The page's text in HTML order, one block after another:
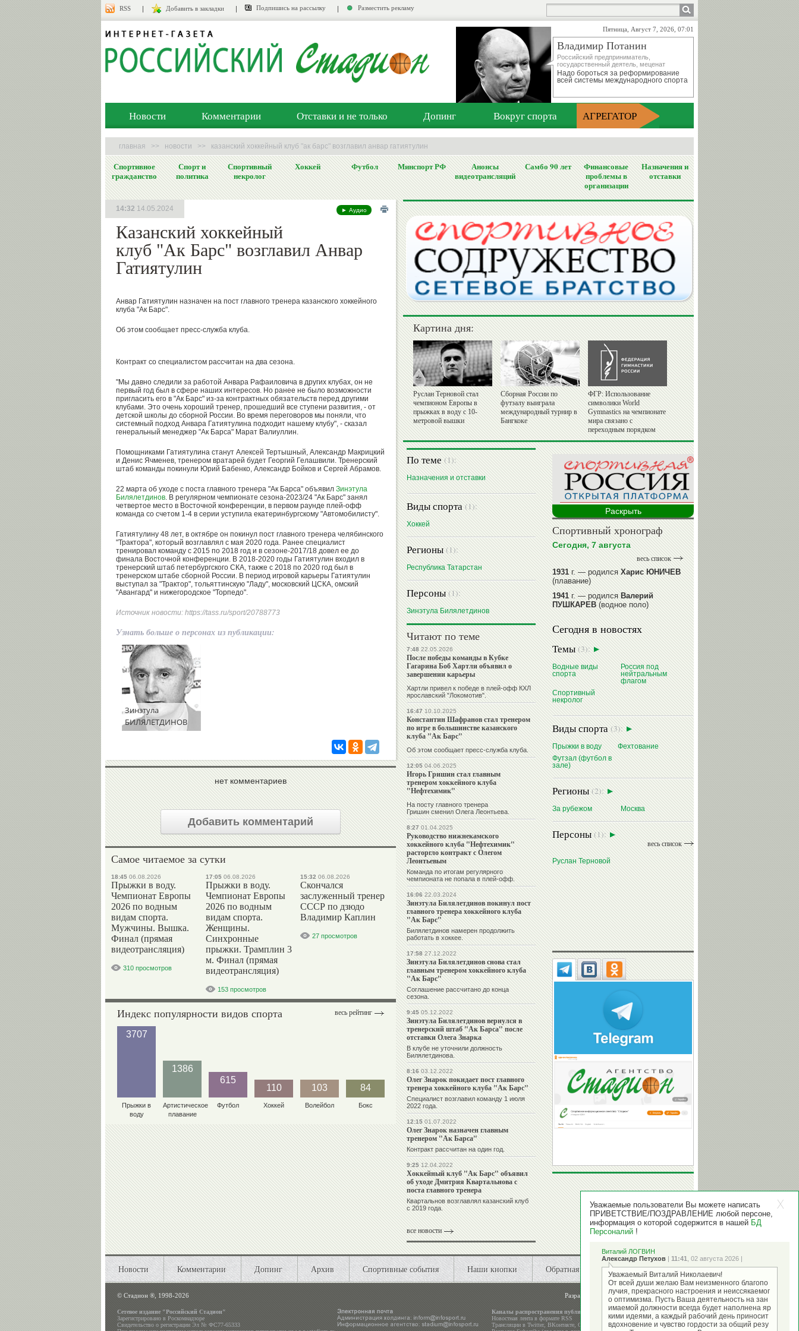
RSS Добавить в закладки Подпишись на рассылку Разместить рекламу
Пятница, Август 7, 2026, 07:01
Владимир Потанин
Российский предприниматель,
государственный деятель, меценат
Надо бороться за реформирование
всей системы международного спорта
Новости Комментарии Отставки и не только Допинг Вокруг спорта АГРЕГАТОР
главная >> новости >> казанский хоккейный клуб "ак барс" возглавил анвар гатиятулин
Спортивное
гражданство
Спорт и
политика
Спортивный
некролог
Хоккей Футбол Минспорт РФ
Анонсы
видеотрансляций
Самбо 90 лет
Финансовые
проблемы в
организации
Назначения и
отставки
► Аудио
Казанский хоккейный
клуб "Ак Барс" возглавил Анвар
Гатиятулин
14:32 14.05.2024
Анвар Гатиятулин назначен на пост главного тренера казанского хоккейного
клуба "Ак Барс".
Об этом сообщает пресс-служба клуба.
Контракт со специалистом рассчитан на два сезона.
"Мы давно следили за работой Анвара Рафаиловича в других клубах, он не
первый год был в сфере наших интересов. Но ранее не было возможности
пригласить его в "Ак Барс" из-за контрактных обязательств перед другими
клубами. Это очень хороший тренер, прошедший все ступени развития, - от
детской школы до сборной России. Во время переговоров мы поняли, что
системный подход Анвара Гатиятулина подходит нашему клубу", - сказал
генеральный менеджер "Ак Барса" Марат Валиуллин.
Помощниками Гатиятулина станут Алексей Тертышный, Александр Макрицкий
и Денис Ячменев, тренером вратарей будет Георгий Гелашвили. Тренерский
штаб команды покинули Юрий Бабенко, Александр Бойков и Сергей Абрамов.
22 марта об уходе с поста главного тренера "Ак Барса" объявил Зинэтула
Билялетдинов. В регулярном чемпионате сезона-2023/24 "Ак Барс" занял
четвертое место в Восточной конференции, в первом раунде плей-офф
команда со счетом 1-4 в серии уступила екатеринбургскому "Автомобилисту".
Гатиятулину 48 лет, в октябре он покинул пост главного тренера челябинского
"Трактора", который возглавлял с мая 2020 года. Ранее специалист
тренировал команду с 2015 по 2018 год и в сезоне-2017/18 довел ее до
финала Восточной конференции. В 2018-2020 годы Гатиятулин входил в
тренерский штаб петербургского СКА, также с 2018 по 2020 год был в
тренерском штабе сборной России. В период игровой карьеры Гатиятулин
выступал за "Трактор", тольяттинскую "Ладу", московский ЦСКА, омский
"Авангард" и нижегородское "Торпедо".
Источник новости: https://tass.ru/sport/20788773
Узнать больше о персонах из публикации:
Зинэтула
БИЛЯЛЕТДИНОВ
нет комментариев
Добавить комментарий
Самое читаемое за сутки
18:45 06.08.2026
Прыжки в воду.
Чемпионат Европы
2026 по водным
видам спорта.
Мужчины. Вышка.
Финал (прямая
видеотрансляция)
310 просмотров
17:05 06.08.2026
Прыжки в воду.
Чемпионат Европы
2026 по водным
видам спорта.
Женщины.
Синхронные
прыжки. Трамплин 3
м. Финал (прямая
видеотрансляция)
153 просмотров
15:32 06.08.2026
Скончался
заслуженный тренер
СССР по дзюдо
Владимир Каплин
27 просмотров
весь рейтинг
Индекс популярности видов спорта
3707
Прыжки в
воду
1386
Артистическое
плавание
615
Футбол
110
Хоккей
103
Волейбол
84
Бокс
Картина дня:
Руслан Терновой стал
чемпионом Европы в
прыжках в воду с 10-
метровой вышки
Сборная России по
футзалу выиграла
международный турнир в
Бангкоке
ФГР: Использование
символики World
Gymnastics на чемпионате
мира связано с
переходным порядком
По теме(1):
Назначения и отставки
Виды спорта(1):
Хоккей
Регионы(1):
Республика Татарстан
Персоны(1):
Зинэтула Билялетдинов
Читают по теме
7:4822.05.2026
После победы команды в Кубке
Гагарина Боб Хартли объявил о
завершении карьеры
Хартли привел к победе в плей-офф КХЛ
ярославский "Локомотив".
16:4710.10.2025
Константин Шафранов стал тренером
по игре в большинстве казанского
клуба "Ак Барс"
Об этом сообщает пресс-служба клуба.
12:0504.06.2025
Игорь Гришин стал главным
тренером хоккейного клуба
"Нефтехимик"
На посту главного тренера
Гришин сменил Олега Леонтьева.
8:2701.04.2025
Руководство нижнекамского
хоккейного клуба "Нефтехимик"
расторгло контракт с Олегом
Леонтьевым
Команда по итогам регулярного
чемпионата не попала в плей-офф.
16:0622.03.2024
Зинэтула Билялетдинов покинул пост
главного тренера хоккейного клуба
"Ак Барс"
Билялетдинов намерен продолжить
работать в хоккее.
17:5827.12.2022
Зинэтула Билялетдинов снова стал
главным тренером хоккейного клуба
"Ак Барс"
Соглашение рассчитано до конца
сезона.
9:4505.12.2022
Зинэтула Билялетдинов вернулся в
тренерский штаб "Ак Барса" после
отставки Олега Знарка
В клубе не уточнили должность
Билялетдинова.
8:1603.12.2022
Олег Знарок покидает пост главного
тренера хоккейного клуба "Ак Барс"
Специалист возглавил команду 1 июля
2022 года.
12:1501.07.2022
Олег Знарок назначен главным
тренером "Ак Барса"
Контракт рассчитан на один год.
9:2512.04.2022
Хоккейный клуб "Ак Барс" объявил
об уходе Дмитрия Квартальнова с
поста главного тренера
Квартальнов возглавлял казанский клуб
с 2019 года.
все новости
Раскрыть
Спортивный хронограф
Сегодня, 7 августа
весь список
1931г. — родилсяХарис ЮНИЧЕВ
(плавание)
1941г. — родилсяВалерий
ПУШКАРЕВ(водное поло)
1947г. — родилсяВалерий
ИЛЬИНЫХ(гимнастика спортивная)
1954г. — родилсяВалерий
ГАЗЗАЕВ(футбол)
1956г. — родилсяВладимир
РЫБАКОВ(легкая атлетика)
читать далее
Сегодня в новостях
Темы(3):
Водные виды
спорта
Россия под
нейтральным
флагом
Спортивный
некролог
Виды спорта(3):
Прыжки в воду
Фехтование
Футзал (футбол в
зале)
Регионы(2):
За рубежом Москва
Персоны(1):
весь список
Руслан Терновой
Новости Комментарии Допинг Архив Спортивные события Наши кнопки Обратная связь
©Стадион ®, 1998-2026 Разработка и поддержкаООО "Стадион"
Сетевое издание "Российский Стадион"
Зарегистрировано в Роскомнадзоре
Свидетельство о регистрации Эл № ФС77-65333
Каналы распространения публикаций
Новостная лента в формате RSS
Трансляции вTwitter,ВКонтакте,Google+
Уважаемые пользователи Вы можете написать
ПРИВЕТСТВИЕ/ПОЗДРАВЛЕНИЕ любой персоне,
информация о которой содержится в нашей БД
Персоналий !
Виталий ЛОГВИН
Александр Петухов | 11:41 , 02 августа 2026 |
Уважаемый Виталий Николаевич!
От всей души желаю Вам неизменного благопо
лучия, прекрасного настроения и неиссякаемог
о оптимизма. Пусть Ваша деятельность на зан
имаемой должности всегда будет наполнена яр
кими идеями, а каждый рабочий день приносит
вдохновение и чувство гордости за общий резу